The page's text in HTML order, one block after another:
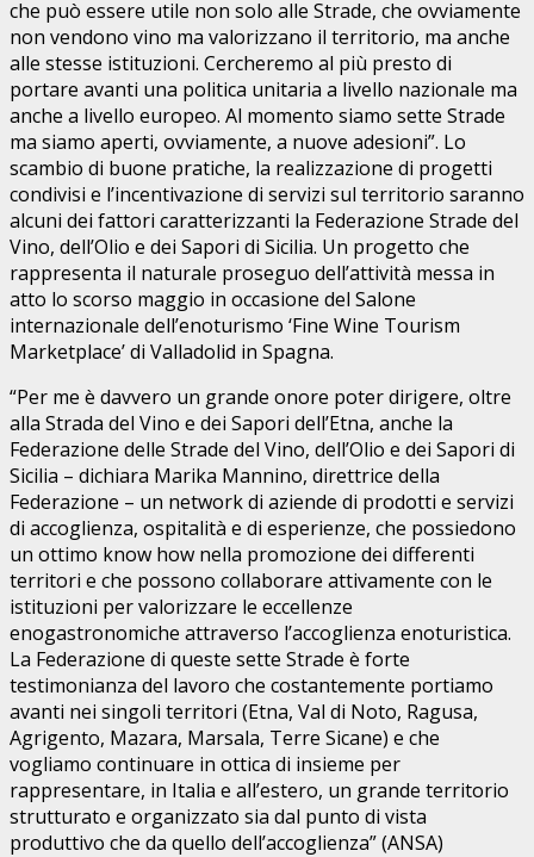
che può essere utile non solo alle Strade, che ovviamente
non vendono vino ma valorizzano il territorio, ma anche
alle stesse istituzioni. Cercheremo al più presto di
portare avanti una politica unitaria a livello nazionale ma
anche a livello europeo. Al momento siamo sette Strade
ma siamo aperti, ovviamente, a nuove adesioni”. Lo
scambio di buone pratiche, la realizzazione di progetti
condivisi e l’incentivazione di servizi sul territorio saranno
alcuni dei fattori caratterizzanti la Federazione Strade del
Vino, dell’Olio e dei Sapori di Sicilia. Un progetto che
rappresenta il naturale proseguo dell’attività messa in
atto lo scorso maggio in occasione del Salone
internazionale dell’enoturismo ‘Fine Wine Tourism
Marketplace’ di Valladolid in Spagna.
“Per me è davvero un grande onore poter dirigere, oltre
alla Strada del Vino e dei Sapori dell’Etna, anche la
Federazione delle Strade del Vino, dell’Olio e dei Sapori di
Sicilia – dichiara Marika Mannino, direttrice della
Federazione – un network di aziende di prodotti e servizi
di accoglienza, ospitalità e di esperienze, che possiedono
un ottimo know how nella promozione dei differenti
territori e che possono collaborare attivamente con le
istituzioni per valorizzare le eccellenze
enogastronomiche attraverso l’accoglienza enoturistica.
La Federazione di queste sette Strade è forte
testimonianza del lavoro che costantemente portiamo
avanti nei singoli territori (Etna, Val di Noto, Ragusa,
Agrigento, Mazara, Marsala, Terre Sicane) e che
vogliamo continuare in ottica di insieme per
rappresentare, in Italia e all’estero, un grande territorio
strutturato e organizzato sia dal punto di vista
produttivo che da quello dell’accoglienza” (ANSA)